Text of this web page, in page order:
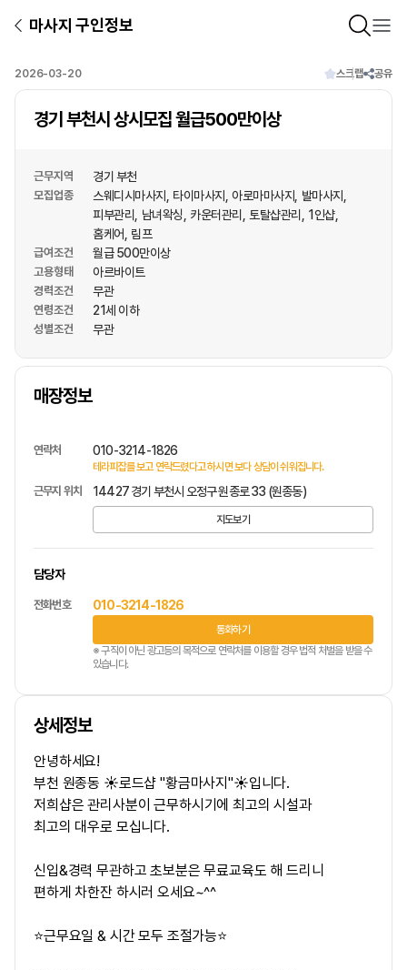
마사지 구인정보
2026-03-20 스크랩 공유
경기 부천시 상시모집 월급500만이상
근무지역 경기 부천
모집업종 스웨디시마사지 타이마사지 아로마마사지
발마사지
피부관리
남녀왁싱 카운터관리 토탈샵관리
1인샵
홈케어
림프
급여조건 월급 500만이상
고용형태 아르바이트
경력조건 무관
연령조건 21세 이하
성별조건 무관
매장정보
상호명
연락처 010-3214-1826
테라피잡를 보고 연락드렸다고 하시면 보다 상담이 쉬워집니다.
근무지 위치 14427 경기 부천시 오정구 원종로 33 (원종동)
지도보기
담당자
전화번호 010-3214-1826
통화하기
※ 구직이 아닌 광고등의 목적으로 연락처를 이용할 경우 법적 처벌을 받을 수
있습니다.
상세정보
안녕하세요!
부천 원종동 ☀️로드샵 "황금마사지"☀️입니다.
저희샵은 관리사분이 근무하시기에 최고의 시설과
최고의 대우로 모십니다.
신입&경력 무관하고 초보분은 무료교육도 해 드리니
편하게 차한잔 하시러 오세요~^^
⭐근무요일 & 시간 모두 조절가능⭐